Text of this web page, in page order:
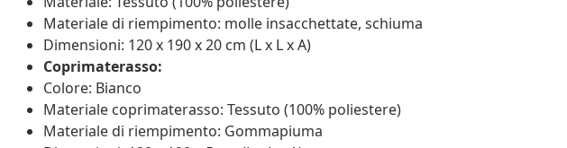
Materiale di riempimento: molle insacchettate, schiuma
Dimensioni: 120 x 190 x 20 cm (L x L x A)
Coprimaterasso:
Colore: Bianco
Materiale coprimaterasso: Tessuto (100% poliestere)
Materiale di riempimento: Gommapiuma